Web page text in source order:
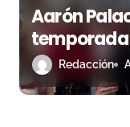
Aarón
temporada
junto aRedacción